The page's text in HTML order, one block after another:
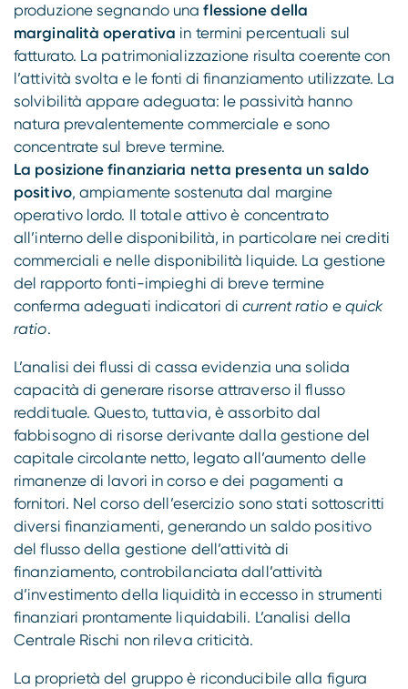
produzione segnando unaflessione della
marginalità operativa in termini percentuali sul
fatturato. La patrimonializzazione risulta coerente con
l’attività svolta e le fonti di finanziamento utilizzate. La
solvibilità appare adeguata: le passività hanno
natura prevalentemente commerciale e sono
concentrate sul breve termine.
La posizione finanziaria netta presenta un saldo
positivo, ampiamente sostenuta dal margine
operativo lordo. Il totale attivo è concentrato
all’interno delle disponibilità, in particolare nei crediti
commerciali e nelle disponibilità liquide. La gestione
del rapporto fonti-impieghi di breve termine
conferma adeguati indicatori dicurrent ratio e quick
ratio.
L’analisi dei flussi di cassa evidenzia una solida
capacità di generare risorse attraverso il flusso
reddituale. Questo, tuttavia, è assorbito dal
fabbisogno di risorse derivante dalla gestione del
capitale circolante netto, legato all’aumento delle
rimanenze di lavori in corso e dei pagamenti a
fornitori. Nel corso dell’esercizio sono stati sottoscritti
diversi finanziamenti, generando un saldo positivo
del flusso della gestione dell’attività di
finanziamento, controbilanciata dall’attività
d’investimento della liquidità in eccesso in strumenti
finanziari prontamente liquidabili. L’analisi della
Centrale Rischi non rileva criticità.
La proprietà del gruppo è riconducibile alla figura